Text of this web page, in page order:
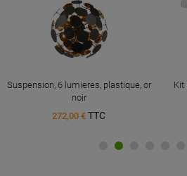
Suspension, 6 lumieres, plastique, or
noir
272,00 € TTC
Kit